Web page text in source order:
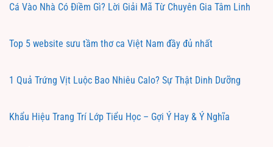
Cá Vào Nhà Có Điềm Gì? Lời Giải Mã Từ Chuyên Gia Tâm Linh
Top 5 website sưu tầm thơ ca Việt Nam đầy đủ nhất
1 Quả Trứng Vịt Luộc Bao Nhiêu Calo? Sự Thật Dinh Dưỡng
Khẩu Hiệu Trang Trí Lớp Tiểu Học – Gợi Ý Hay & Ý Nghĩa